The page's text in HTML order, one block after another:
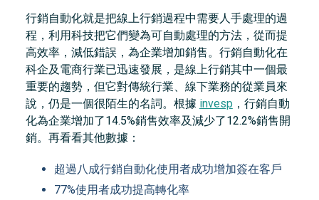
行銷自動化就是把線上行銷過程中需要人手處理的過
程，利用科技把它們變為可自動處理的方法，從而提
高效率，減低錯誤，為企業增加銷售。行銷自動化在
科企及電商行業已迅速發展，是線上行銷其中一個最
重要的趨勢，但它對傳統行業、線下業務的從業員來
說，仍是一個很陌生的名詞。根據 invesp ，行銷自動
化為企業增加了14.5%銷售效率及減少了12.2%銷售開
銷。再看看其他數據：
超過八成行銷自動化使用者成功增加簽在客戶
77%使用者成功提高轉化率